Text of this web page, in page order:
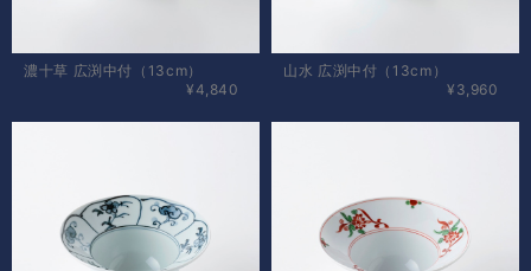
濃十草 広渕中付（13cm）
¥4,840
山水 広渕中付（13cm）
¥3,960